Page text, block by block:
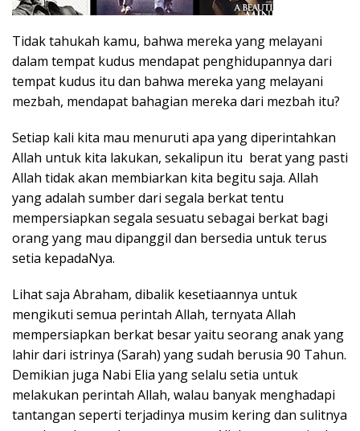
Tidak tahukah kamu, bahwa mereka yang melayani
dalam tempat kudus mendapat penghidupannya dari
tempat kudus itu dan bahwa mereka yang melayani
mezbah, mendapat bahagian mereka dari mezbah itu?
Setiap kali kita mau menuruti apa yang diperintahkan
Allah untuk kita lakukan, sekalipun itu berat yang pasti
Allah tidak akan membiarkan kita begitu saja. Allah
yang adalah sumber dari segala berkat tentu
mempersiapkan segala sesuatu sebagai berkat bagi
orang yang mau dipanggil dan bersedia untuk terus
setia kepadaNya.
Lihat saja Abraham, dibalik kesetiaannya untuk
mengikuti semua perintah Allah, ternyata Allah
mempersiapkan berkat besar yaitu seorang anak yang
lahir dari istrinya (Sarah) yang sudah berusia 90 Tahun.
Demikian juga Nabi Elia yang selalu setia untuk
melakukan perintah Allah, walau banyak menghadapi
tantangan seperti terjadinya musim kering dan sulitnya